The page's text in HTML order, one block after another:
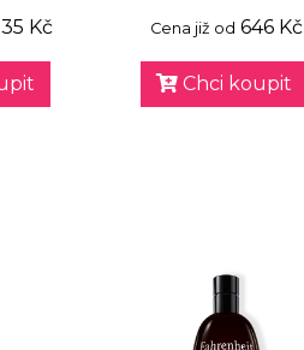
Kč Cena již od 646 Kč
Chci koupit